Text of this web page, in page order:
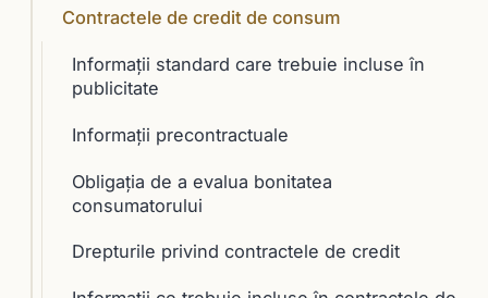
Contractele de credit de consum
Informaţii standard care trebuie incluse în
publicitate
Informaţii precontractuale
Obligaţia de a evalua bonitatea
consumatorului
Drepturile privind contractele de credit